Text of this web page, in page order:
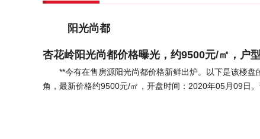
阳光尚都
杏花岭阳光尚都价格曝光，约9500元/㎡，户
**今有在售房源阳光尚都价格新鲜出炉。以下是该楼
角，最新价格约9500元/㎡，开盘时间：2020年05月09日